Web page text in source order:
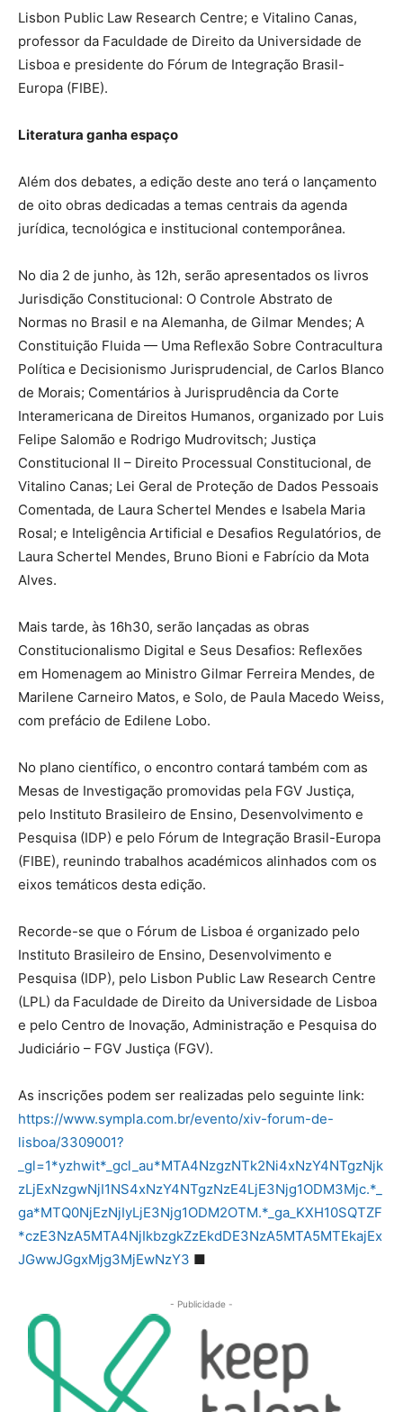
Lisbon Public Law Research Centre; e Vitalino Canas,
professor da Faculdade de Direito da Universidade de
Lisboa e presidente do Fórum de Integração Brasil-
Europa (FIBE).
Literatura ganha espaço
Além dos debates, a edição deste ano terá o lançamento
de oito obras dedicadas a temas centrais da agenda
jurídica, tecnológica e institucional contemporânea.
No dia 2 de junho, às 12h, serão apresentados os livros
Jurisdição Constitucional: O Controle Abstrato de
Normas no Brasil e na Alemanha, de Gilmar Mendes; A
Constituição Fluida — Uma Reflexão Sobre Contracultura
Política e Decisionismo Jurisprudencial, de Carlos Blanco
de Morais; Comentários à Jurisprudência da Corte
Interamericana de Direitos Humanos, organizado por Luis
Felipe Salomão e Rodrigo Mudrovitsch; Justiça
Constitucional II – Direito Processual Constitucional, de
Vitalino Canas; Lei Geral de Proteção de Dados Pessoais
Comentada, de Laura Schertel Mendes e Isabela Maria
Rosal; e Inteligência Artificial e Desafios Regulatórios, de
Laura Schertel Mendes, Bruno Bioni e Fabrício da Mota
Alves.
Mais tarde, às 16h30, serão lançadas as obras
Constitucionalismo Digital e Seus Desafios: Reflexões
em Homenagem ao Ministro Gilmar Ferreira Mendes, de
Marilene Carneiro Matos, e Solo, de Paula Macedo Weiss,
com prefácio de Edilene Lobo.
No plano científico, o encontro contará também com as
Mesas de Investigação promovidas pela FGV Justiça,
pelo Instituto Brasileiro de Ensino, Desenvolvimento e
Pesquisa (IDP) e pelo Fórum de Integração Brasil-Europa
(FIBE), reunindo trabalhos académicos alinhados com os
eixos temáticos desta edição.
Recorde-se que o Fórum de Lisboa é organizado pelo
Instituto Brasileiro de Ensino, Desenvolvimento e
Pesquisa (IDP), pelo Lisbon Public Law Research Centre
(LPL) da Faculdade de Direito da Universidade de Lisboa
e pelo Centro de Inovação, Administração e Pesquisa do
Judiciário – FGV Justiça (FGV).
As inscrições podem ser realizadas pelo seguinte link:
https://www.sympla.com.br/evento/xiv-forum-de-
lisboa/3309001?
_gl=1*yzhwit*_gcl_au*MTA4NzgzNTk2Ni4xNzY4NTgzNjk
zLjExNzgwNjI1NS4xNzY4NTgzNzE4LjE3Njg1ODM3Mjc.*_
ga*MTQ0NjEzNjIyLjE3Njg1ODM2OTM.*_ga_KXH10SQTZF
*czE3NzA5MTA4NjIkbzgkZzEkdDE3NzA5MTA5MTEkajEx
JGwwJGgxMjg3MjEwNzY3 ■
- Publicidade -